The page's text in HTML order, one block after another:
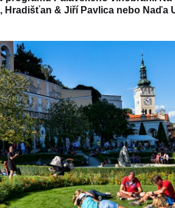
Hradišťan & Jiří Pavlica nebo Naďa